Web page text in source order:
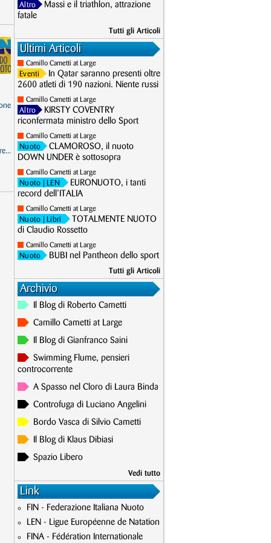
Altro
Massi e il triathlon, attrazione
fatale
Tutti gli Articoli
Ultimi Articoli
Camillo Cametti at Large
Eventi
In Qatar saranno presenti oltre
2600 atleti di 190 nazioni. Niente russi
Camillo Cametti at Large
Altro
KIRSTY COVENTRY
riconfermata ministro dello Sport
Camillo Cametti at Large
Nuoto
CLAMOROSO, il nuoto
DOWN UNDER è sottosopra
Camillo Cametti at Large
Nuoto | LEN
EURONUOTO, i tanti
record dell’ITALIA
Camillo Cametti at Large
Nuoto | Libri
TOTALMENTE NUOTO
di Claudio Rossetto
Camillo Cametti at Large
Nuoto BUBI nel Pantheon dello sport
Tutti gli Articoli
Archivio
Il Blog di Roberto Cametti
Camillo Cametti at Large
Il Blog di Gianfranco Saini
Swimming Flume, pensieri
controcorrente
A Spasso nel Cloro di Laura Binda
Controfuga di Luciano Angelini
Bordo Vasca di Silvio Cametti
Il Blog di Klaus Dibiasi
Spazio Libero
Vedi tutto
Link
FIN - Federazione Italiana Nuoto
LEN - Ligue Européenne de Natation
FINA - Fédération Internationale